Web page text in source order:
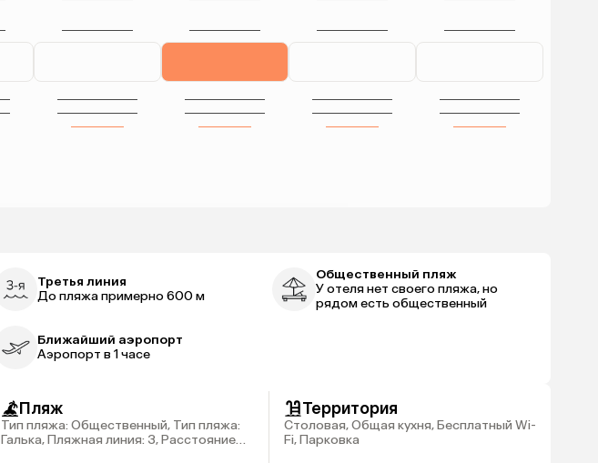
Третья линия
До пляжа примерно 600 м
Общественный пляж
У отеля нет своего пляжа, но
рядом есть общественный
Ближайший аэропорт
Аэропорт в 1 часе
Пляж
Тип пляжа: Общественный, Тип пляжа:
Галька, Пляжная линия: 3, Расстояние
Территория
Столовая, Общая кухня, Бесплатный Wi-
Fi, Парковка